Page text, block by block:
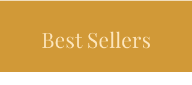
Best Sellers